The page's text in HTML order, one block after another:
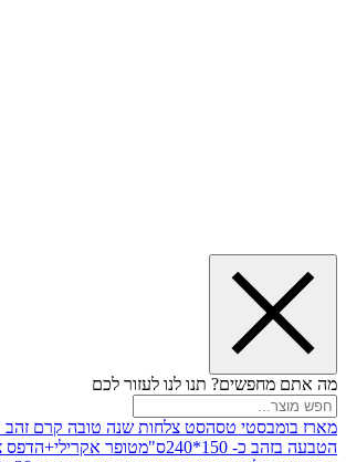
מה אתם מחפשים? תנו לנו לעזור לכם
מארז בומבסטי טסהסט צלחות שנה טובה קרם זהב "10+"7 / 8+8
הטבעה בזהב כ- 150*240ס"מ
טופר אקרילי+הדפס